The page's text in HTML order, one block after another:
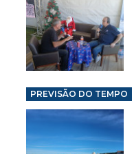
PREVISÃO DO TEMPO